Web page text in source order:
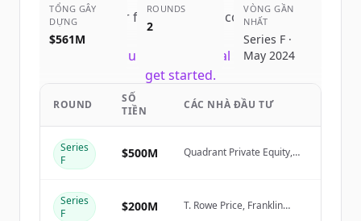
Sign up for free to view all competitors
of
New accounts include trial credits to
get started.
Create Free Account
Đã có tài khoản?Đăng nhập
TỔNG GÂY
DỰNG
$561M
ROUNDS
2
VÒNG GẦN
NHẤT
Series F ·
May 2024
ROUND
SỐ
TIỀN
CÁC NHÀ ĐẦU TƯ
Series
F
$500M
Quadrant Private Equity,
Series
F
$200M
T. Rowe Price, Franklin